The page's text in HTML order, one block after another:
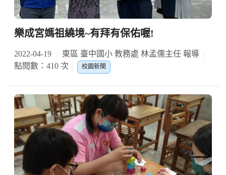
樂成宮媽祖繞境~有拜有保佑喔!
2022-04-19
東區 臺中國小 教務處 林孟儒主任 報導
點閱數：410 次
校園新聞